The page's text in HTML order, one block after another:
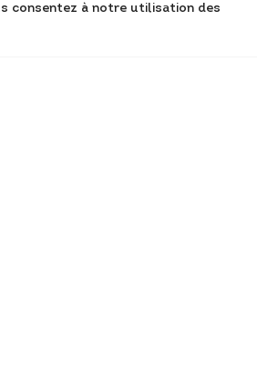
consentez à notre utilisation des